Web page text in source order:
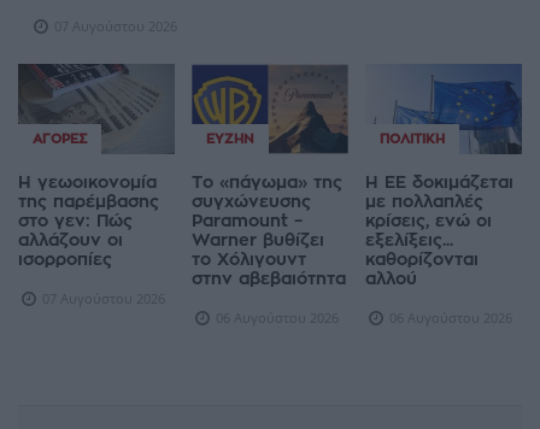
07 Αυγούστου 2026
ΑΓΟΡΈΣ
Η γεωοικονομία
της παρέμβασης
στο γεν: Πώς
αλλάζουν οι
ισορροπίες
07 Αυγούστου 2026
ΕΥΖΗΝ
Το «πάγωμα» της
συγχώνευσης
Paramount –
Warner βυθίζει
το Χόλιγουντ
στην αβεβαιότητα
06 Αυγούστου 2026
ΠΟΛΙΤΙΚΉ
Η ΕΕ δοκιμάζεται
με πολλαπλές
κρίσεις, ενώ οι
εξελίξεις...
καθορίζονται
αλλού
06 Αυγούστου 2026